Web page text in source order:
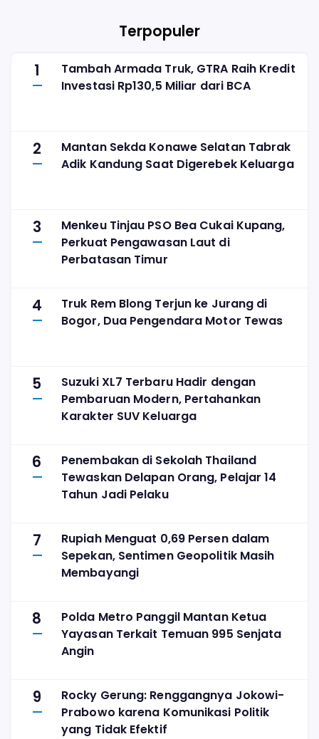
Terpopuler
1
Tambah Armada Truk, GTRA Raih Kredit
Investasi Rp130,5 Miliar dari BCA
2
Mantan Sekda Konawe Selatan Tabrak
Adik Kandung Saat Digerebek Keluarga
3
Menkeu Tinjau PSO Bea Cukai Kupang,
Perkuat Pengawasan Laut di
Perbatasan Timur
4
Truk Rem Blong Terjun ke Jurang di
Bogor, Dua Pengendara Motor Tewas
5
Suzuki XL7 Terbaru Hadir dengan
Pembaruan Modern, Pertahankan
Karakter SUV Keluarga
6
Penembakan di Sekolah Thailand
Tewaskan Delapan Orang, Pelajar 14
Tahun Jadi Pelaku
7
Rupiah Menguat 0,69 Persen dalam
Sepekan, Sentimen Geopolitik Masih
Membayangi
8
Polda Metro Panggil Mantan Ketua
Yayasan Terkait Temuan 995 Senjata
Angin
9
Rocky Gerung: Renggangnya Jokowi-
Prabowo karena Komunikasi Politik
yang Tidak Efektif